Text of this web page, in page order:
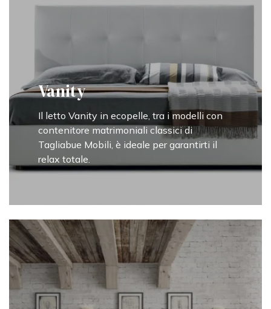
Vanity
Il letto Vanity in ecopelle, tra i modelli con
contenitore matrimoniali classici di
Tagliabue Mobili, è ideale per garantirti il
relax totale.